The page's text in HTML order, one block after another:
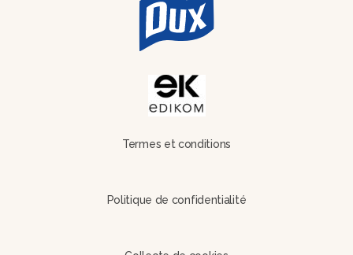
Termes et conditions
Politique de confidentialité